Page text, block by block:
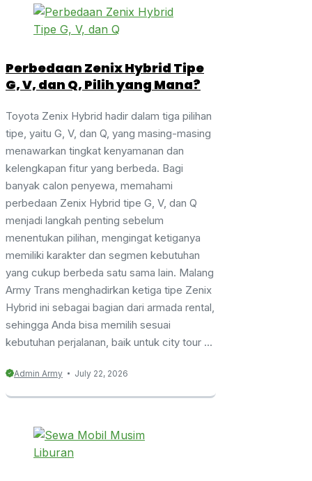
Perbedaan Zenix Hybrid Tipe
G, V, dan Q, Pilih yang Mana?
Toyota Zenix Hybrid hadir dalam tiga pilihan
tipe, yaitu G, V, dan Q, yang masing-masing
menawarkan tingkat kenyamanan dan
kelengkapan fitur yang berbeda. Bagi
banyak calon penyewa, memahami
perbedaan Zenix Hybrid tipe G, V, dan Q
menjadi langkah penting sebelum
menentukan pilihan, mengingat ketiganya
memiliki karakter dan segmen kebutuhan
yang cukup berbeda satu sama lain. Malang
Army Trans menghadirkan ketiga tipe Zenix
Hybrid ini sebagai bagian dari armada rental,
sehingga Anda bisa memilih sesuai
kebutuhan perjalanan, baik untuk city tour ...
Admin Army July 22, 2026